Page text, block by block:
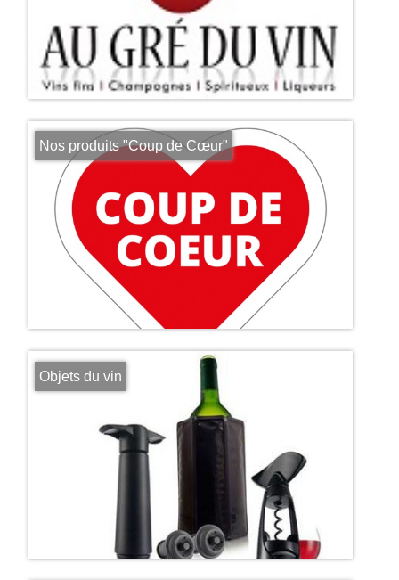
Nos produits "Coup de Cœur"
Objets du vin